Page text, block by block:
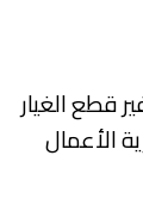
قطع الغيار
الأعمال